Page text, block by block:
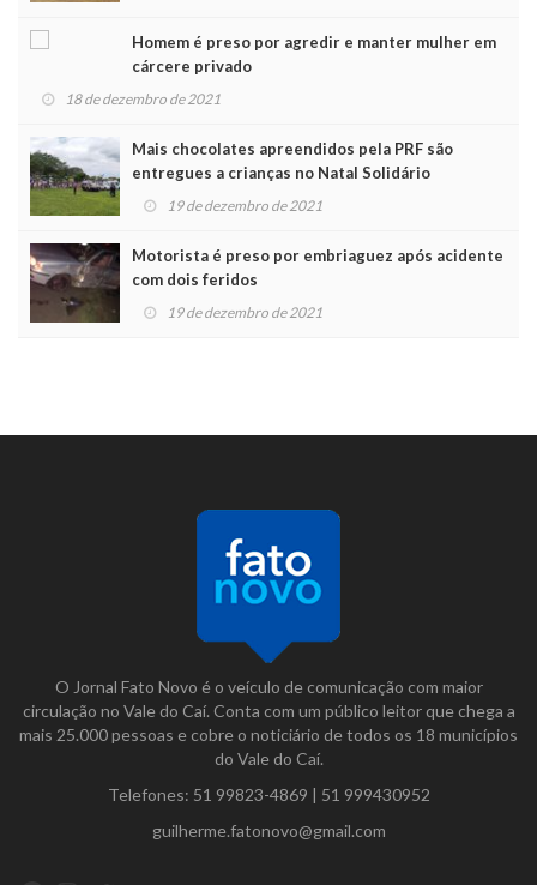
Homem é preso por agredir e manter mulher em
cárcere privado
18 de dezembro de 2021
Mais chocolates apreendidos pela PRF são
entregues a crianças no Natal Solidário
19 de dezembro de 2021
Motorista é preso por embriaguez após acidente
com dois feridos
19 de dezembro de 2021
O Jornal Fato Novo é o veículo de comunicação com maior
circulação no Vale do Caí. Conta com um público leitor que chega a
mais 25.000 pessoas e cobre o noticiário de todos os 18 municípios
do Vale do Caí.
Telefones: 51 99823-4869 | 51 999430952
guilherme.fatonovo@gmail.com